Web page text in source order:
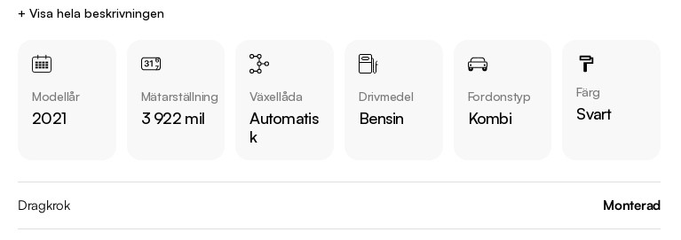
Vid landsvägskörning är förbrukning endast 4,7 L/100km
Senast servad 2023-11-01
Denna bil kan köpas med 12-48 mån garanti
+ Visa hela beskrivningen
Modellår
2021
Mätarställning
3 922 mil
Växellåda
Automatis
k
Drivmedel
Bensin
Fordonstyp
Kombi
Färg
Svart
Dragkrok Monterad